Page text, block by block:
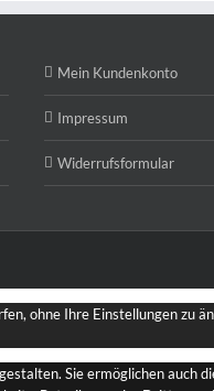
Mein Kundenkonto
Impressum
Widerrufsformular
ohne Ihre Einstellungen zu
Sie ermöglichen auch